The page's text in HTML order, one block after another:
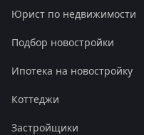
Юрист по недвижимости
Подбор новостройки
Ипотека на новостройку
Коттеджи
Застройщики